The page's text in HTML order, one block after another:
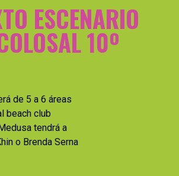
ESCENARIO
10º
de 5 a 6 áreas
beach club
tendrá a
o Brenda Serna